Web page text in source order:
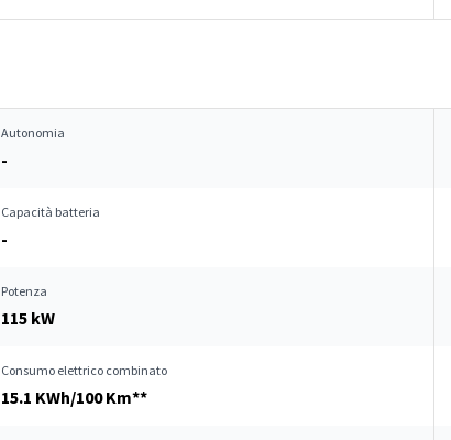
Autonomia
-
Capacità batteria
-
Potenza
115 kW
Consumo elettrico combinato
15.1 KWh/100 Km**